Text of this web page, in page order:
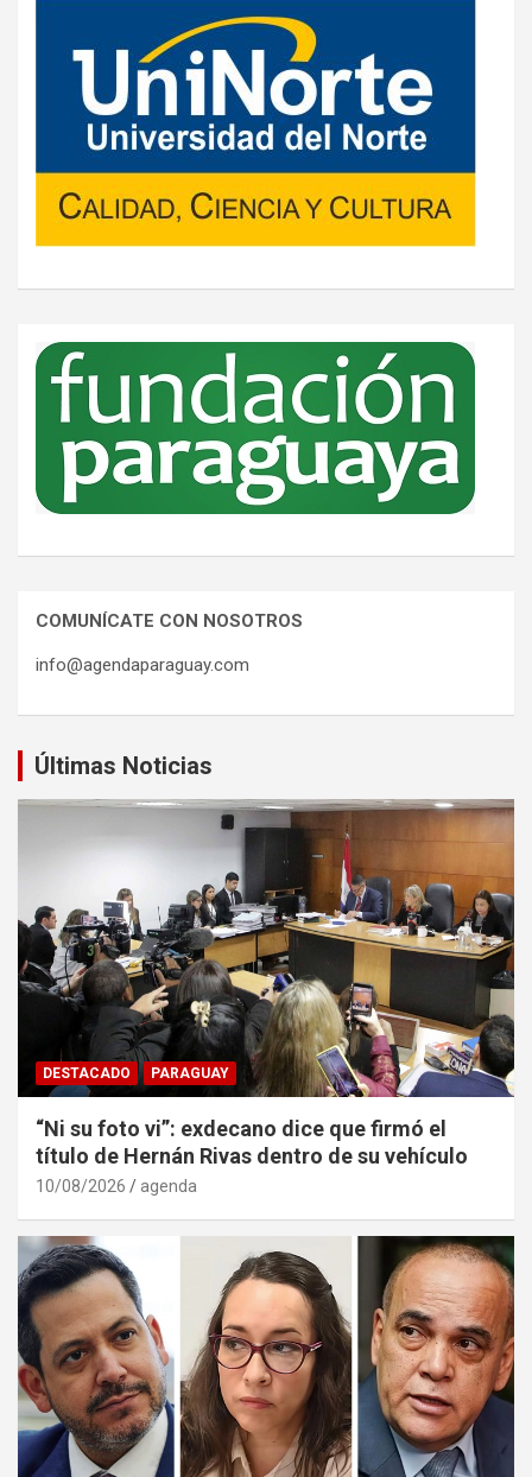
COMUNÍCATE CON NOSOTROS
info@agendaparaguay.com
Últimas Noticias
DESTACADO PARAGUAY
“Ni su foto vi”: exdecano dice que firmó el
título de Hernán Rivas dentro de su vehículo
10/08/2026 agenda